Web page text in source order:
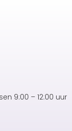
9:00 – 12:00 uur